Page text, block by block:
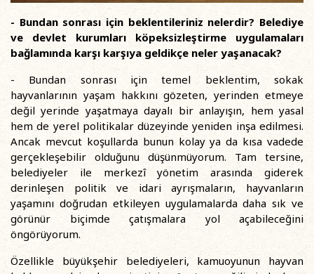
- Bundan sonrası için beklentileriniz nelerdir? Belediye
ve devlet kurumları köpeksizleştirme uygulamaları
bağlamında karşı karşıya geldikçe neler yaşanacak?
- Bundan sonrası için temel beklentim, sokak
hayvanlarının yaşam hakkını gözeten, yerinden etmeye
değil yerinde yaşatmaya dayalı bir anlayışın, hem yasal
hem de yerel politikalar düzeyinde yeniden inşa edilmesi.
Ancak mevcut koşullarda bunun kolay ya da kısa vadede
gerçekleşebilir olduğunu düşünmüyorum. Tam tersine,
belediyeler ile merkezî yönetim arasında giderek
derinleşen politik ve idari ayrışmaların, hayvanların
yaşamını doğrudan etkileyen uygulamalarda daha sık ve
görünür biçimde çatışmalara yol açabileceğini
öngörüyorum.
Özellikle büyükşehir belediyeleri, kamuoyunun hayvan